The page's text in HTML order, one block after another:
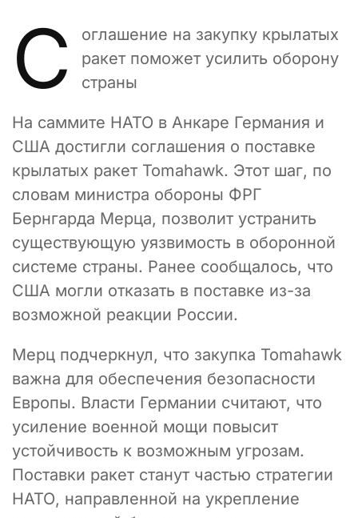
С
оглашение на закупку крылатых
ракет поможет усилить оборону
страны
На саммите НАТО в Анкаре Германия и
США достигли соглашения о поставке
крылатых ракет Tomahawk. Этот шаг, по
словам министра обороны ФРГ
Бернгарда Мерца, позволит устранить
существующую уязвимость в оборонной
системе страны. Ранее сообщалось, что
США могли отказать в поставке из-за
возможной реакции России.
Мерц подчеркнул, что закупка Tomahawk
важна для обеспечения безопасности
Европы. Власти Германии считают, что
усиление военной мощи повысит
устойчивость к возможным угрозам.
Поставки ракет станут частью стратегии
НАТО, направленной на укрепление